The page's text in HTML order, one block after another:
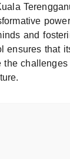
and
ensures that
the